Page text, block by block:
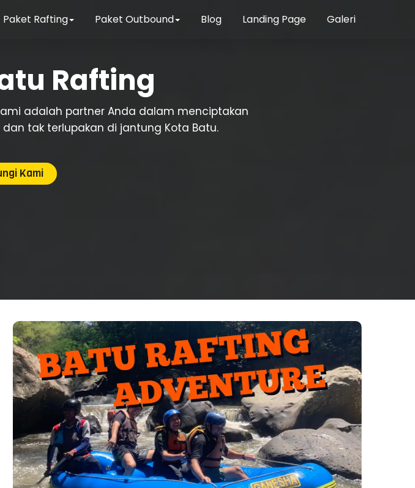
Paket Rafting Paket Outbound Blog Landing Page Galeri
Rafting
adalah partner Anda dalam menciptakan
tak terlupakan di jantung Kota Batu.
Kami